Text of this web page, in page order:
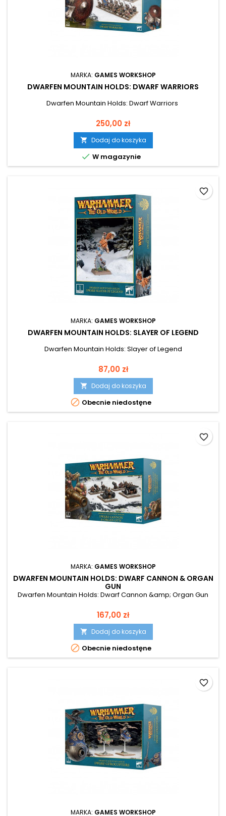
MARKA: GAMES WORKSHOP
DWARFEN MOUNTAIN HOLDS: DWARF WARRIORS
Dwarfen Mountain Holds: Dwarf Warriors
Cena
250,00 zł
 Dodaj do koszyka
 W magazynie
MARKA: GAMES WORKSHOP
DWARFEN MOUNTAIN HOLDS: SLAYER OF LEGEND
Dwarfen Mountain Holds: Slayer of Legend
Cena
87,00 zł
 Dodaj do koszyka
 Obecnie niedostęne
favorite_border
MARKA: GAMES WORKSHOP
DWARFEN MOUNTAIN HOLDS: DWARF CANNON & ORGAN
GUN
Dwarfen Mountain Holds: Dwarf Cannon &amp; Organ Gun
Cena
167,00 zł
 Dodaj do koszyka
 Obecnie niedostęne
favorite_border
MARKA: GAMES WORKSHOP
favorite_border